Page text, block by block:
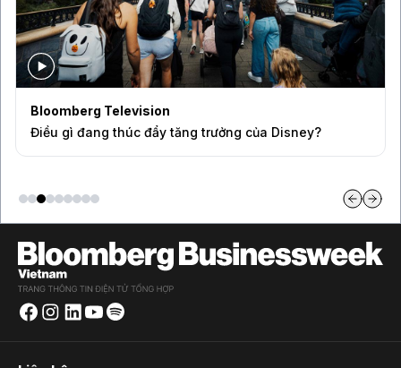
Bloomberg Television
Điều gì đang thúc đẩy tăng trưởng của Disney?